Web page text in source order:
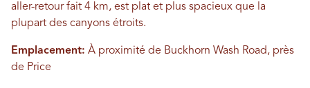
aller-retour fait 4 km, est plat et plus spacieux que la
plupart des canyons étroits.
Emplacement: À proximité de Buckhorn Wash Road, près
de Price